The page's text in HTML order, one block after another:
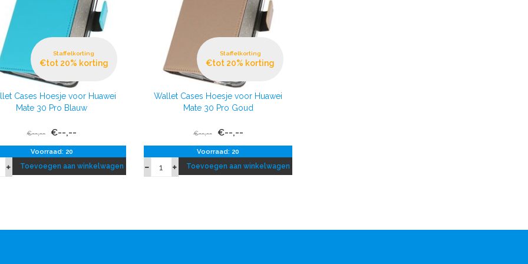
Staffelkorting
€tot 20% korting
Cases Hoesje voor Huawei
Mate 30 Pro Blauw
€--,-- €--,--
Voorraad: 20
Toevoegen aan winkelwagen
Staffelkorting
€tot 20% korting
Wallet Cases Hoesje voor Huawei
Mate 30 Pro Goud
€--,-- €--,--
Voorraad: 20
Toevoegen aan winkelwagen